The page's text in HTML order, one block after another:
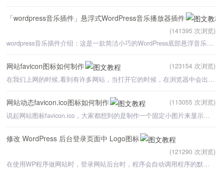
「wordpress音乐插件」悬浮式WordPress音乐播放器插件
(141395 次浏览)
wordpress音乐插件介绍：这是一款简洁小巧的WordPress底部悬浮音乐播放器插件， 支持网易云音乐解析。可
网站favicon图标如何制作
(123154 次浏览)
在我们上网的时候,看到有许多网站，当打开它的时候，在浏览器中会出现它们网站的图标，特别的个性化。很多
网站动态favicon.ico图标如何制作
(113055 次浏览)
说起网站图标favicon.ico，大家都想到的是制作一个固定小图片来显示【方法见：如何制作网站图标favicon.ico
修改 WordPress 后台登录页面中 Logo图标
(121290 次浏览)
在使用WP程序做网站时，登录网站后台时，程序会自动调用程序的默认图标，对于不想让别人知道自己网站程序的